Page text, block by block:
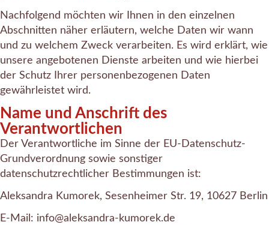
Nachfolgend möchten wir Ihnen in den einzelnen
Abschnitten näher erläutern, welche Daten wir wann
und zu welchem Zweck verarbeiten. Es wird erklärt, wie
unsere angebotenen Dienste arbeiten und wie hierbei
der Schutz Ihrer personenbezogenen Daten
gewährleistet wird.
Name und Anschrift des
Verantwortlichen
Der Verantwortliche im Sinne der EU-Datenschutz-
Grundverordnung sowie sonstiger
datenschutzrechtlicher Bestimmungen ist:
Aleksandra Kumorek, Sesenheimer Str. 19, 10627 Berlin
E-Mail: info@aleksandra-kumorek.de